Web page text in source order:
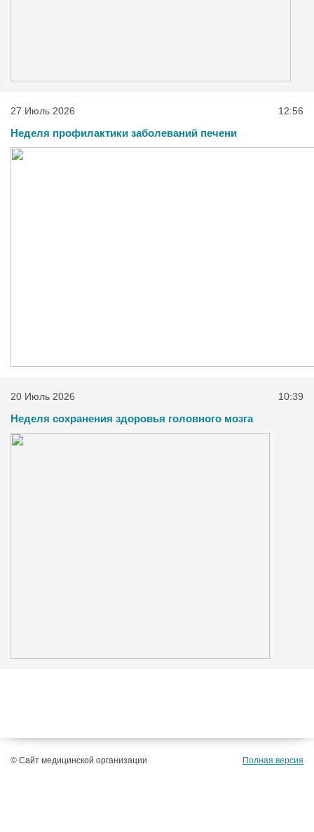
27 Июль 2026 12:56
Неделя профилактики заболеваний печени
20 Июль 2026 10:39
Неделя сохранения здоровья головного мозга
Полная версия
© Сайт медицинской организации